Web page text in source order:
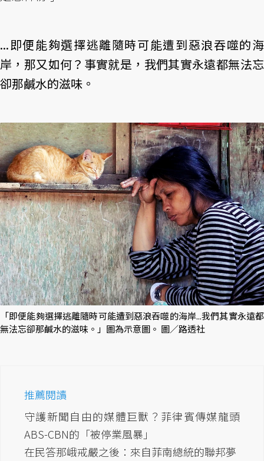
...即便能夠選擇逃離隨時可能遭到惡浪吞噬的海
岸，那又如何？事實就是，我們其實永遠都無法忘
卻那鹹水的滋味。
「即便能夠選擇逃離隨時可能遭到惡浪吞噬的海岸...我們其實永遠都
無法忘卻那鹹水的滋味。」圖為示意圖。 圖／路透社
推薦閱讀
守護新聞自由的媒體巨獸？菲律賓傳媒龍頭
ABS-CBN的「被停業風暴」
在民答那峨戒嚴之後：來自菲南總統的聯邦夢